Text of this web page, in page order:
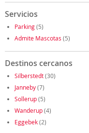
Servicios
Parking(5)
Admite Mascotas (5)
Destinos cercanos
Silberstedt(30)
Janneby(7)
Sollerup(5)
Wanderup(4)
Eggebek(2)